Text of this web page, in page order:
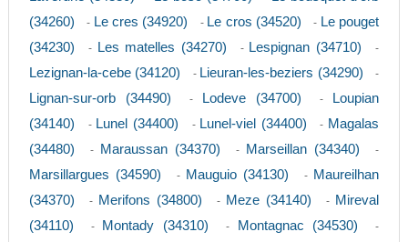
(34260)
- Le cres (34920) - Le cros (34520) - Le pouget
(34230)
- Les matelles (34270) - Lespignan (34710) -
Lezignan-la-cebe (34120) - Lieuran-les-beziers (34290) -
Lignan-sur-orb (34490) - Lodeve (34700) -
Loupian
(34140)
- Lunel (34400) - Lunel-viel (34400) - Magalas
(34480)
- Maraussan (34370) - Marseillan (34340) -
Marsillargues (34590) - Mauguio (34130) - Maureilhan
(34370)
- Merifons (34800) - Meze (34140) - Mireval
(34110)
- Montady (34310) - Montagnac (34530) -